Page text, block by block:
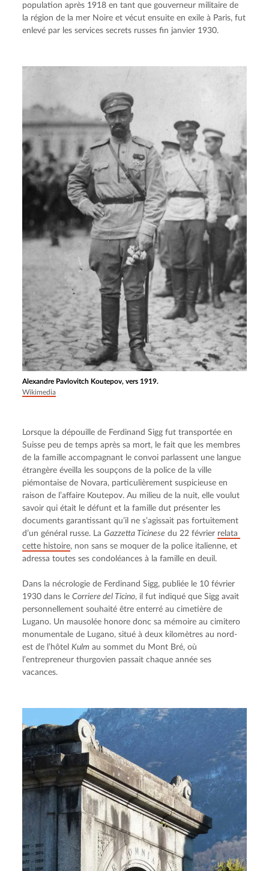
population après 1918 en tant que gouverneur militaire de
la région de la mer Noire et vécut ensuite en exile à Paris, fut
enlevé par les services secrets russes fin janvier 1930.
Alexandre Pavlovitch Koutepov, vers 1919.
Wikimedia
Lorsque la dépouille de Ferdinand Sigg fut transportée en
Suisse peu de temps après sa mort, le fait que les membres
de la famille accompagnant le convoi parlassent une langue
étrangère éveilla les soupçons de la police de la ville
piémontaise de Novara, particulièrement suspicieuse en
raison de l’affaire Koutepov. Au milieu de la nuit, elle voulut
savoir qui était le défunt et la famille dut présenter les
documents garantissant qu’il ne s’agissait pas fortuitement
d’un général russe. La Gazzetta Ticinese du 22 février relata
cette histoire, non sans se moquer de la police italienne, et
adressa toutes ses condoléances à la famille en deuil.
Dans la nécrologie de Ferdinand Sigg, publiée le 10 février
1930 dans le Corriere del Ticino, il fut indiqué que Sigg avait
personnellement souhaité être enterré au cimetière de
Lugano. Un mausolée honore donc sa mémoire au cimitero
monumentale de Lugano, situé à deux kilomètres au nord-
est de l’hôtel Kulm au sommet du Mont Bré, où
l’entrepreneur thurgovien passait chaque année ses
vacances.